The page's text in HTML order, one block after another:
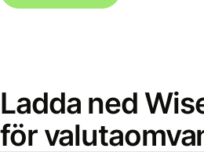
Ladda ned
för